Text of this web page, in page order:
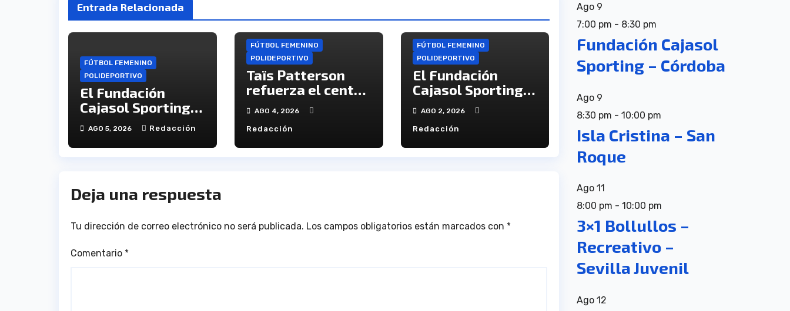
Entrada Relacionada
FÚTBOL FEMENINO
POLIDEPORTIVO
El Fundación
Cajasol Sporting
de Huelva
disputará la Copa
de Andalucía en el
AGO 5, 2026 Redacción
FÚTBOL FEMENINO
POLIDEPORTIVO
Taïs Patterson
refuerza el centro
del campo del
Fundación Cajasol
Sporting de
Huelva
AGO 4, 2026
Redacción
FÚTBOL FEMENINO
POLIDEPORTIVO
El Fundación
Cajasol Sporting
inició la
pretemporada
AGO 2, 2026
Redacción
Deja una respuesta
Tu dirección de correo electrónico no será publicada. Los campos obligatorios están marcados con *
Comentario *
Ago 9
7:00 pm - 8:30 pm
Fundación Cajasol
Sporting – Córdoba
Ago 9
8:30 pm - 10:00 pm
Isla Cristina – San
Roque
Ago 11
8:00 pm - 10:00 pm
3×1 Bollullos –
Recreativo –
Sevilla Juvenil
Ago 12